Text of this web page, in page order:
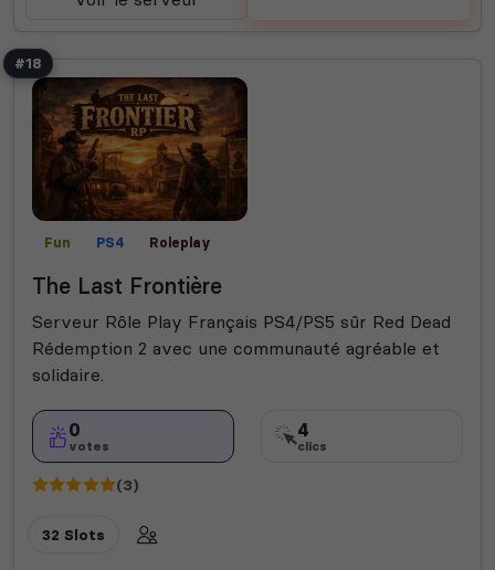
#18
Fun PS4 Roleplay
The Last Frontière
Serveur Rôle Play Français PS4/PS5 sûr Red Dead
Rédemption 2 avec une communauté agréable et
solidaire.
0
votes
4
clics
(3)
32 Slots